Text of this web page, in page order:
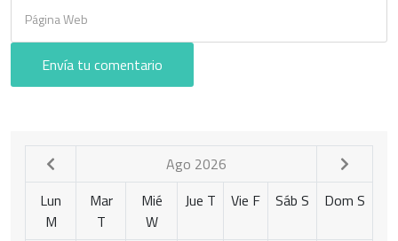
Envía tu comentario
Ago 2026
Lun
M
Mar
T
Mié
W
Jue T Vie F Sáb S Dom S